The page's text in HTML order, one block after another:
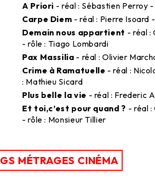
A Priori - réal : Sébastien Perroy
Carpe Diem - réal : Pierre Isoard
Demain nous appartient - réal :
- rôle : Tiago Lombardi
Pax Massilia - réal : Olivier
Crime à Ramatuelle - réal :
: Mathieu Sicard
Plus belle la vie - réal : Frederic
Et toi,c’est pour quand ? - réal
- rôle : Monsieur Tillier
MÉTRAGES CINÉMA